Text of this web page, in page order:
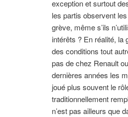
exception et surtout
les partis observent
grève, même s’ils
intérêts ? En réalité, la
des conditions tout
pas de chez Renault
dernières années les
joué plus souvent le
traditionnellement
n’est pas ailleurs que